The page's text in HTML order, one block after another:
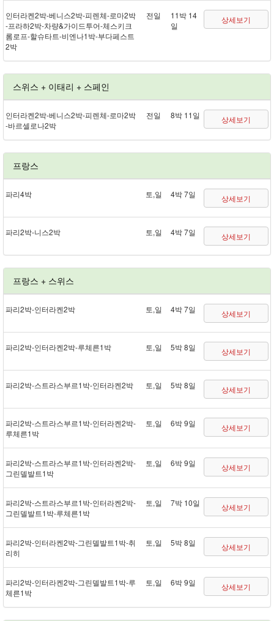
인터라켄 2박 - 베니스 2박 - 피렌체 - 로마 2박
- 프라하 2박 - 차량&가이드투어 - 체스키크
롬로프 - 할슈타트 - 비엔나 1박 - 부다페스트
2박
전일
11박 14
일
상세보기
스위스 + 이태리 + 스페인
인터라켄 2박 - 베니스 2박 - 피렌체 - 로마 2박
- 바르셀로나 2박
전일 8박 11일 상세보기
프랑스
파리 4박 토,일 4박 7일 상세보기
파리 2박 - 니스 2박 토,일 4박 7일 상세보기
프랑스 + 스위스
파리 2박 - 인터라켄 2박 토,일 4박 7일 상세보기
파리 2박 - 인터라켄 2박 - 루체른 1박 토,일 5박 8일 상세보기
파리 2박 - 스트라스부르 1박 - 인터라켄 2박 토,일 5박 8일 상세보기
파리 2박 - 스트라스부르 1박 - 인터라켄 2박 -
루체른 1박
토,일 6박 9일 상세보기
파리 2박 - 스트라스부르 1박 - 인터라켄 2박 -
그린델발트 1박
토,일 6박 9일 상세보기
파리 2박 - 스트라스부르 1박 - 인터라켄 2박 -
그린델발트 1박 - 루체른 1박
토,일 7박 10일 상세보기
파리 2박 - 인터라켄 2박 - 그린델발트 1박 - 취
리히
토,일 5박 8일 상세보기
파리 2박 - 인터라켄 2박 - 그린델발트 1박 - 루
체른 1박
토,일 6박 9일 상세보기